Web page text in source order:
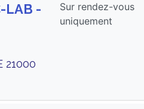
LAB -
21000
Sur rendez-vous
uniquement